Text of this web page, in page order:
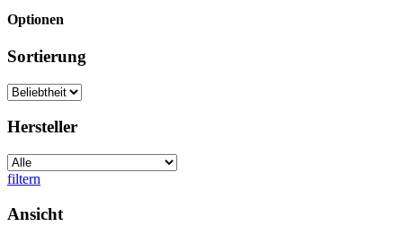
Optionen
Sortierung
Hersteller
filtern
Ansicht